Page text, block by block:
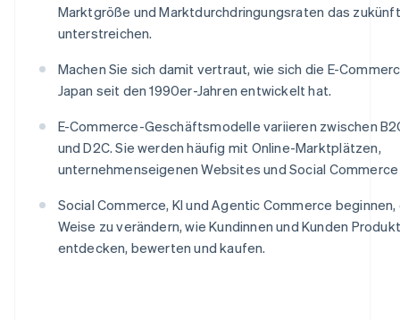
Marktgröße und Marktdurchdringungsraten das
unterstreichen.
Machen Sie sich damit vertraut, wie sich die E-
Japan seit den 1990er-Jahren entwickelt hat.
E-Commerce-Geschäftsmodelle variieren zwischen
und D2C. Sie werden häufig mit Online-Marktplätzen,
unternehmenseigenen Websites und Social
Social Commerce, KI und Agentic Commerce
Weise zu verändern, wie Kundinnen und Kunden
entdecken, bewerten und kaufen.